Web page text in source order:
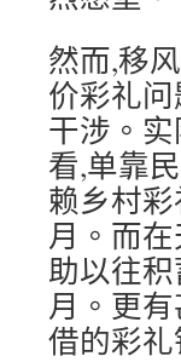
然而,移
价彩礼
干涉。
看,单靠
赖乡村
月。而
助以往
月。更
借的彩礼